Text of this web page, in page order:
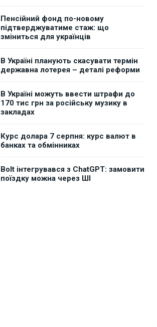
Пенсійний фонд по-новому
підтверджуватиме стаж: що
зміниться для українців
В Україні планують скасувати термін
державна лотерея – деталі реформи
В Україні можуть ввести штрафи до
170 тис грн за російську музику в
закладах
Курс долара 7 серпня: курс валют в
банках та обмінниках
Bolt інтегрувався з ChatGPT: замовити
поїздку можна через ШІ